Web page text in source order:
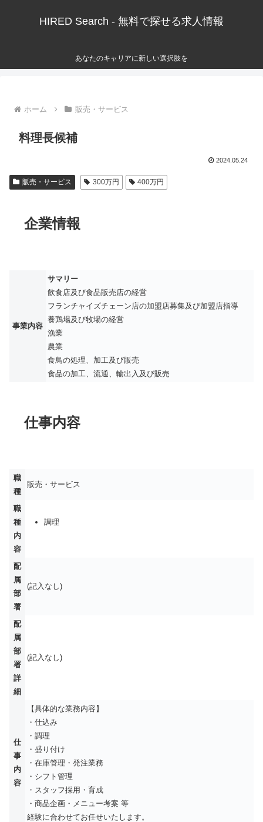
HIRED Search - 無料で探せる求人情報
あなたのキャリアに新しい選択肢を
ホーム 販売・サービス
料理長候補
2024.05.24
販売・サービス 300万円 400万円
企業情報
事業内容
サマリー
飲食店及び食品販売店の経営
フランチャイズチェーン店の加盟店募集及び加盟店指導
養鶏場及び牧場の経営
漁業
農業
食鳥の処理、加工及び販売
食品の加工、流通、輸出入及び販売
仕事内容
職
種
販売・サービス
職
種
内
容
調理
配
属
部
署
(記入なし)
配
属
部
署
詳
細
(記入なし)
仕
事
内
容
【具体的な業務内容】
・仕込み
・調理
・盛り付け
・在庫管理・発注業務
・シフト管理
・スタッフ採用・育成
・商品企画・メニュー考案 等
経験に合わせてお任せいたします。